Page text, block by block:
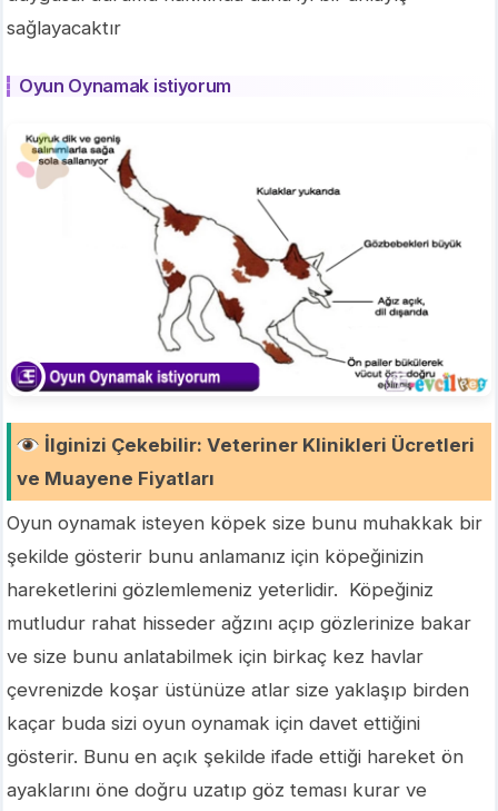
sağlayacaktır
Oyun Oynamak istiyorum
İlginizi Çekebilir: Veteriner Klinikleri Ücretleri
ve Muayene Fiyatları
Oyun oynamak isteyen köpek size bunu muhakkak bir
şekilde gösterir bunu anlamanız için köpeğinizin
hareketlerini gözlemlemeniz yeterlidir. Köpeğiniz
mutludur rahat hisseder ağzını açıp gözlerinize bakar
ve size bunu anlatabilmek için birkaç kez havlar
çevrenizde koşar üstünüze atlar size yaklaşıp birden
kaçar buda sizi oyun oynamak için davet ettiğini
gösterir. Bunu en açık şekilde ifade ettiği hareket ön
ayaklarını öne doğru uzatıp göz teması kurar ve